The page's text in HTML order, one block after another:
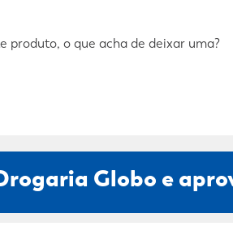
produto, o que acha de deixar uma?
Globo e